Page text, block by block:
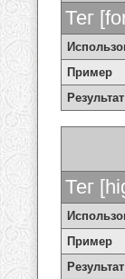
Тег
Пример
Результат
Тег
Пример
Результат